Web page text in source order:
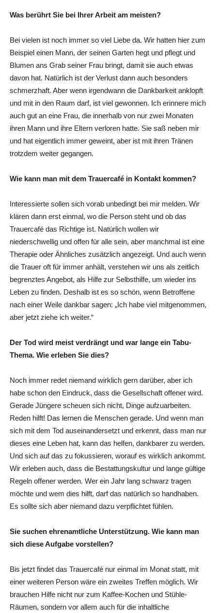
Was berührt Sie bei Ihrer Arbeit am meisten?
Bei vielen ist noch immer so viel Liebe da. Wir hatten hier zum
Beispiel einen Mann, der seinen Garten hegt und pflegt und
Blumen ans Grab seiner Frau bringt, damit sie auch etwas
davon hat. Natürlich ist der Verlust dann auch besonders
schmerzhaft. Aber wenn irgendwann die Dankbarkeit anklopft
und mit in den Raum darf, ist viel gewonnen. Ich erinnere mich
auch gut an eine Frau, die innerhalb von nur zwei Monaten
ihren Mann und ihre Eltern verloren hatte. Sie saß neben mir
und hat eigentlich immer geweint, aber ist mit ihren Tränen
trotzdem weiter gegangen.
Wie kann man mit dem Trauercafé in Kontakt kommen?
Interessierte sollen sich vorab unbedingt bei mir melden. Wir
klären dann erst einmal, wo die Person steht und ob das
Trauercafé das Richtige ist. Natürlich wollen wir
niederschwellig und offen für alle sein, aber manchmal ist eine
Therapie oder Ähnliches zusätzlich angezeigt. Und auch wenn
die Trauer oft für immer anhält, verstehen wir uns als zeitlich
begrenztes Angebot, als Hilfe zur Selbsthilfe, um wieder ins
Leben zu finden. Deshalb ist es so schön, wenn Betroffene
nach einer Weile dankbar sagen: „Ich habe viel mitgenommen,
aber jetzt ziehe ich weiter.“
Der Tod wird meist verdrängt und war lange ein Tabu-
Thema. Wie erleben Sie dies?
Noch immer redet niemand wirklich gern darüber, aber ich
habe schon den Eindruck, dass die Gesellschaft offener wird.
Gerade Jüngere scheuen sich nicht, Dinge aufzuarbeiten.
Reden hilft! Das lernen die Menschen gerade. Und wenn man
sich mit dem Tod auseinandersetzt und erkennt, dass man nur
dieses eine Leben hat, kann das helfen, dankbarer zu werden.
Und sich auf das zu fokussieren, worauf es wirklich ankommt.
Wir erleben auch, dass die Bestattungskultur und lange gültige
Regeln offener werden. Wer ein Jahr lang schwarz tragen
möchte und wem dies hilft, darf das natürlich so handhaben.
Es sollte sich aber niemand dazu verpflichtet fühlen.
Sie suchen ehrenamtliche Unterstützung. Wie kann man
sich diese Aufgabe vorstellen?
Bis jetzt findet das Trauercafé nur einmal im Monat statt, mit
einer weiteren Person wäre ein zweites Treffen möglich. Wir
brauchen Hilfe nicht nur zum Kaffee-Kochen und Stühle-
Räumen, sondern vor allem auch für die inhaltliche